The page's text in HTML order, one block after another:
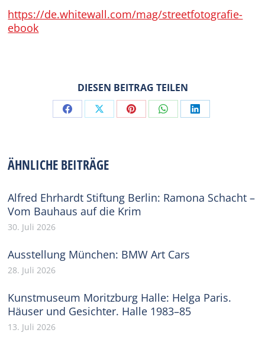
https://de.whitewall.com/mag/streetfotografie-
ebook
DIESEN BEITRAG TEILEN
Share Share Share Share Share
ÄHNLICHE BEITRÄGE
Alfred Ehrhardt Stiftung Berlin: Ramona Schacht –
Vom Bauhaus auf die Krim
30. Juli 2026
Ausstellung München: BMW Art Cars
28. Juli 2026
Kunstmuseum Moritzburg Halle: Helga Paris.
Häuser und Gesichter. Halle 1983–85
13. Juli 2026